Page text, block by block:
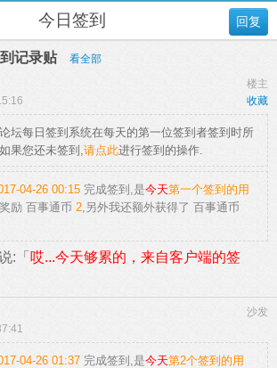
回复
今日签到
记录贴 看全部
楼主
收藏
坛每日签到系统在每天的第一位签到者签到时所
果您还未签到,请点此进行签到的操作.
04-26 00:15 完成签到,是今天第一个签到的用
励 百事通币 2,另外我还额外获得了 百事通币
:「 哎...今天够累的，来自客户端的签
沙发
04-26 01:37 完成签到,是今天第2个签到的用